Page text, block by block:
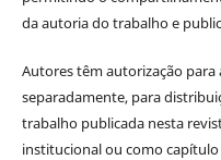
da autoria do trabalho e
Autores têm autorização
separadamente, para
trabalho publicada nesta
institucional ou como